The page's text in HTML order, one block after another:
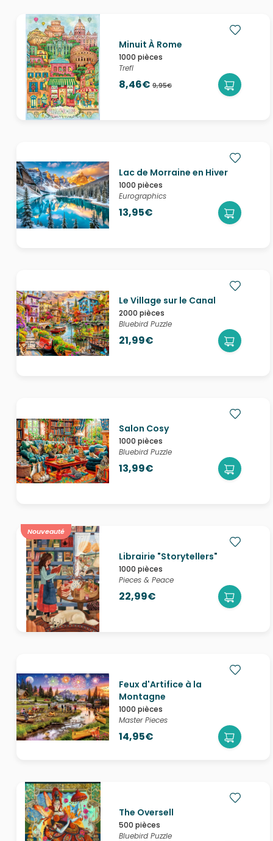
Minuit À Rome
1000 pièces
Trefl
8,46€ 9,95€
Lac de Morraine en Hiver
1000 pièces
Eurographics
13,95€
Le Village sur le Canal
2000 pièces
Bluebird Puzzle
21,99€
Salon Cosy
1000 pièces
Bluebird Puzzle
13,99€
Nouveauté
Librairie "Storytellers"
1000 pièces
Pieces & Peace
22,99€
Feux d'Artifice à la
Montagne
1000 pièces
Master Pieces
14,95€
The Oversell
500 pièces
Bluebird Puzzle